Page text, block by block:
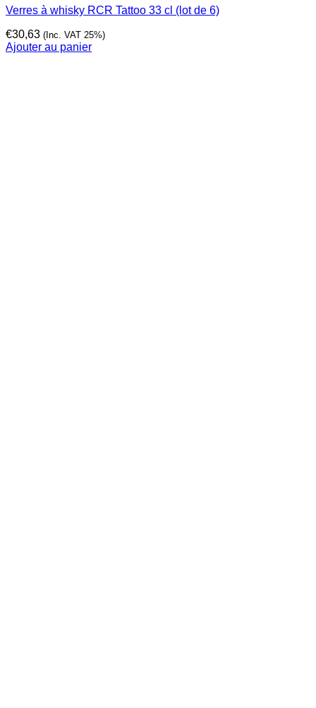
Verres à whisky RCR Tattoo 33 cl (lot de 6)
€30,63 (Inc. VAT 25%)
Ajouter au panier